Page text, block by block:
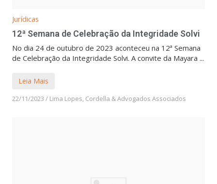
Jurídicas
12ª Semana de Celebração da Integridade Solvi
No dia 24 de outubro de 2023 aconteceu na 12ª Semana
de Celebração da Integridade Solvi. A convite da Mayara ...
Leia Mais
22/11/2023 / Lima Lopes, Cordella & Advogados Associados